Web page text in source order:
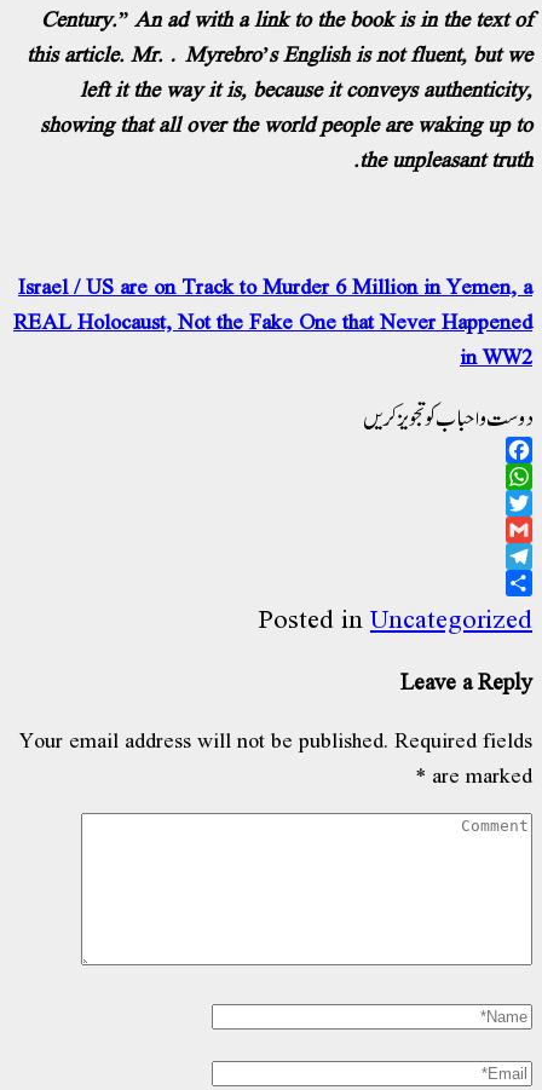
Century.” An ad with a link to the book is in the text of
this article. Mr. Myrebro’s English is not fluent, but we
left it the way it is, because it conveys authenticity,
showing that all over the world people are waking up to
the unpleasant truth.
Israel / US are on Track to Murder 6 Million in Yemen, a
REAL Holocaust, Not the Fake One that Never Happened
in WW2
دوست و احباب کو تجویز کریں
Facebook
WhatsApp
Twitter
Gmail
Telegram
Share
Posted inUncategorized
Leave a Reply
Your email address will not be published. Required fields
are marked
*